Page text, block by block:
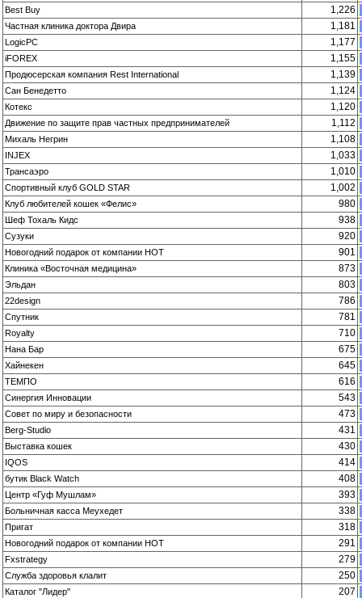
Best Buy 1,226
Частная клиника доктора Двира 1,181
LogicPC 1,177
iFOREX 1,155
Продюсерская компания Rest International 1,139
Сан Бенедетто 1,124
Котекс 1,120
Движение по защите прав частных предпринимателей 1,112
Михаль Негрин 1,108
INJEX 1,033
Трансаэро 1,010
Спортивный клуб GOLD STAR 1,002
Клуб любителей кошек «Фелис» 980
Шеф Тохаль Кидс 938
Сузуки 920
Новогодний подарок от компании HOT 901
Клиника «Восточная медицина» 873
Эльдан 803
22design 786
Спутник 781
Royalty 710
Нана Бар 675
Хайнекен 645
ТЕМПО 616
Синергия Инновации 543
Совет по миру и безопасности 473
Berg-Studio 431
Выставка кошек 430
IQOS 414
бутик Black Watch 408
Центр «Гуф Мушлам» 393
Больничная касса Меухедет 338
Пригат 318
Новогодний подарок от компании HOT 291
Fxstrategy 279
Служба здоровья клалит 250
Каталог "Лидер" 207